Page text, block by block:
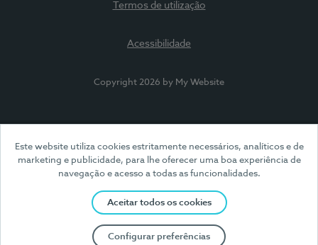
Este website utiliza cookies estritamente necessários, analíticos e de
marketing e publicidade, para lhe oferecer uma boa experiência de
navegação e acesso a todas as funcionalidades.
Aceitar todos os cookies
Configurar preferências
Termos de utilização
Acessibilidade
Copyright 2026 by My Website